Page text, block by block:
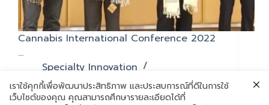
Cannabis International Conference 2022
…
Specialty Innovation
มีนาคม 18, 2022
เราใช้คุกกี้เพื่อพัฒนาประสิทธิภาพ และประสบการณ์ที่ดีในการใช้
เว็บไซต์ของคุณ คุณสามารถศึกษารายละเอียดได้ที่